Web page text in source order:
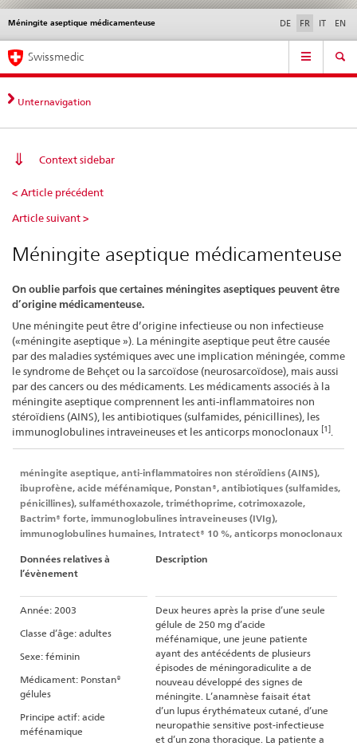
Navigation
directe:
actualités,
bases
contact
Actualités & Mises à
normes
Contact | Support &
aide
Méningite aseptique médicamenteuse DE FR IT EN
Service
Navigation
Swissmedic
Unternavigation
Context sidebar
Méningite
aseptique
< Article précédent
Article suivant >
Méningite aseptique médicamenteuse
On oublie parfois que certaines méningites aseptiques peuvent être
d’origine médicamenteuse.
Une méningite peut être d’origine infectieuse ou non infectieuse
(«méningite aseptique »). La méningite aseptique peut être causée
par des maladies systémiques avec une implication méningée, comme
le syndrome de Behçet ou la sarcoïdose (neurosarcoïdose), mais aussi
par des cancers ou des médicaments. Les médicaments associés à la
méningite aseptique comprennent les anti-inflammatoires non
stéroïdiens (AINS), les antibiotiques (sulfamides, pénicillines), les
immunoglobulines intraveineuses et les anticorps monoclonaux [1]
méningite aseptique, anti-inflammatoires non stéroïdiens (AINS),
ibuprofène, acide méfénamique, Ponstan®, antibiotiques (sulfamides,
pénicillines), sulfaméthoxazole, triméthoprime, cotrimoxazole,
Bactrim® forte, immunoglobulines intraveineuses (IVIg),
immunoglobulines humaines, Intratect® 10 %, anticorps monoclonaux
Données relatives à
l’évènement
Description
Année: 2003
Classe d’âge: adultes
Sexe: féminin
Médicament: Ponstan®
gélules
Principe actif: acide
méfénamique
Deux heures après la prise d’une seule
gélule de 250 mg d’acide
méfénamique, une jeune patiente
ayant des antécédents de plusieurs
épisodes de méningoradiculite a de
nouveau développé des signes de
méningite. L’anamnèse faisait état
d’un lupus érythémateux cutané, d’une
neuropathie sensitive post-infectieuse
et d’un zona thoracique. La patiente a